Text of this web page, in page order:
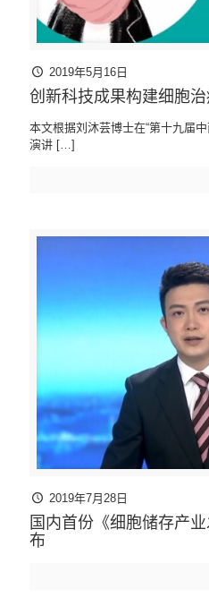
2019年5月16日
创新科技成果构建细胞
本文根据刘沐芸博士在“第十九届
演讲 […]
2019年7月28日
国内首份《细胞储存产
布